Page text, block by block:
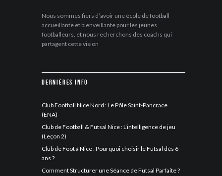
Nous sommes fiers d’avoir une école de football
accueillante et bienveillante pour les jeunes
footballeurs, et nous recherchons des coachs qui
partagent cette vision
Dernières info
Club Football Nice Nord : Le Pôle Saint-Pancrace
(ENA)
Club de Football & Futsal Nice : L’intelligence de jeu
(Leçon 2)
Club de Foot à Nice : Pourquoi choisir le Futsal dès 6
ans ?
Comment Structurer une Séance de Futsal Parfaite ?